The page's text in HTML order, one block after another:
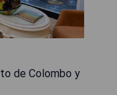
de Colombo y